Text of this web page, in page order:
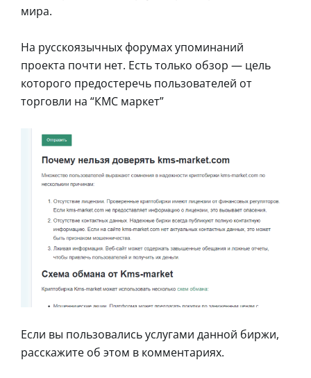
мира.
На русскоязычных форумах упоминаний
проекта почти нет. Есть только обзор — цель
которого предостеречь пользователей от
торговли на “КМС маркет”
Если вы пользовались услугами данной биржи,
расскажите об этом в комментариях.